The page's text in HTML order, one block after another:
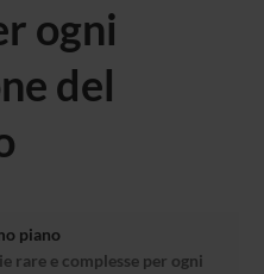
ogni
del
piano
rare e complesse per ogni